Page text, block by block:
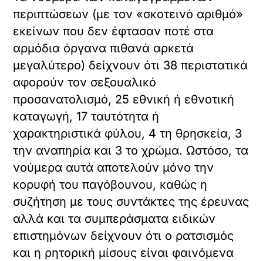
περιπτώσεων (με τον «σκοτεινό αριθμό»
εκείνων που δεν έφτασαν ποτέ στα
αρμόδια όργανα πιθανά αρκετά
μεγαλύτερο) δείχνουν ότι 38 περιστατικά
αφορούν τον σεξουαλικό
προσανατολισμό, 25 εθνική ή εθνοτική
καταγωγή, 17 ταυτότητα ή
χαρακτηριστικά φύλου, 4 τη θρησκεία, 3
την αναπηρία και 3 το χρώμα. Ωστόσο, τα
νούμερα αυτά αποτελούν μόνο την
κορυφή του παγόβουνου, καθώς η
συζήτηση με τους συντάκτες της έρευνας
αλλά και τα συμπεράσματα ειδικών
επιστημόνων δείχνουν ότι ο ρατσισμός
και η ρητορική μίσους είναι φαινόμενα